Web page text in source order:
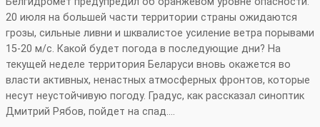
20 июля на большей части территории страны ожидаются
грозы, сильные ливни и шквалистое усиление ветра порывами
15-20 м/с. Какой будет погода в последующие дни? На
текущей неделе территория Беларуси вновь окажется во
власти активных, ненастных атмосферных фронтов, которые
несут неустойчивую погоду. Градус, как рассказал синоптик
Дмитрий Рябов, пойдет на спад.…